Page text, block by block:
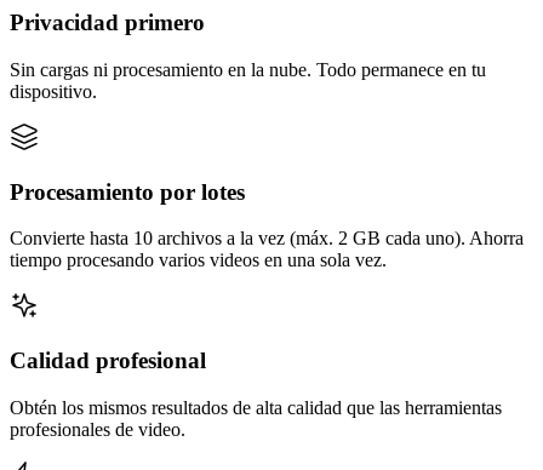
Privacidad primero
Sin cargas ni procesamiento en la nube. Todo permanece en tu
dispositivo.
Procesamiento por lotes
Convierte hasta 10 archivos a la vez (máx. 2 GB cada uno). Ahorra
tiempo procesando varios videos en una sola vez.
Calidad profesional
Obtén los mismos resultados de alta calidad que las herramientas
profesionales de video.